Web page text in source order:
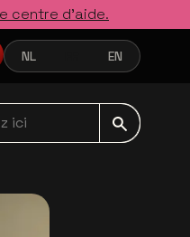
centre d’aide.
NEDERLANDS
NL FRANÇAISENGLISH
EN
navbar